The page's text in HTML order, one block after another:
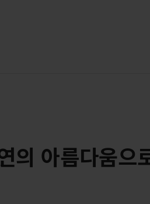
의 아름다움으